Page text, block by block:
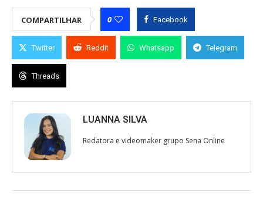
COMPARTILHAR 0 Facebook
Twitter Reddit Whatsapp Telegram
Threads
LUANNA SILVA
Redatora e videomaker grupo Sena Online